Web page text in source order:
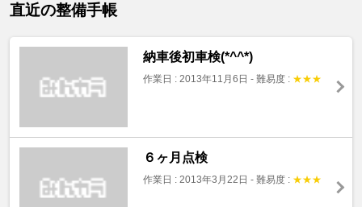
直近の整備手帳
納車後初車検(*^^*)
作業日 : 2013年11月6日 - 難易度 : ★★★
６ヶ月点検
作業日 : 2013年3月22日 - 難易度 : ★★★